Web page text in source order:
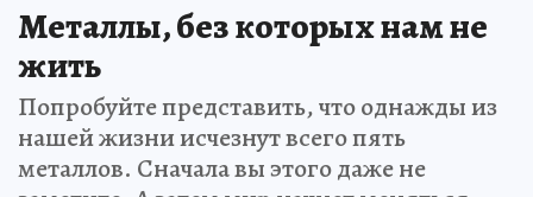
Металлы, без которых нам не
жить
Попробуйте представить, что однажды из
нашей жизни исчезнут всего пять
металлов. Сначала вы этого даже не